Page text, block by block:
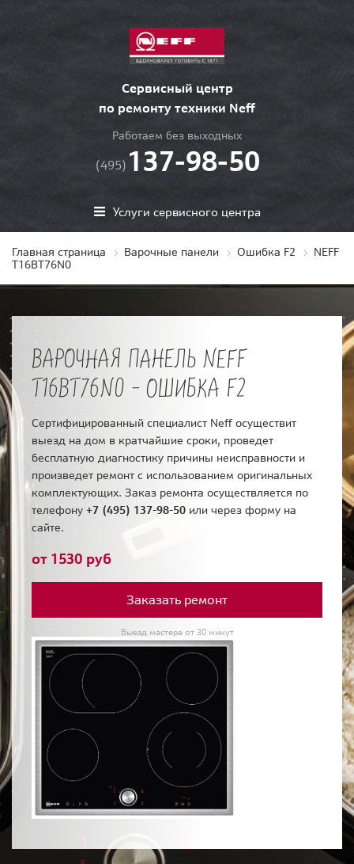
Сервисный центр
по ремонту техники Neff
Работаем без выходных
(495) 137-98-50
Услуги сервисного центра
Главная страница Варочные панели Ошибка F2
NEFF
T16BT76N0
ВАРОЧНАЯ ПАНЕЛЬ NEFF
T16BT76N0 - ОШИБКА F2
Сертифицированный специалист Neff осуществит
выезд на дом в кратчайшие сроки, проведет
бесплатную диагностику причины неисправности и
произведет ремонт с использованием оригинальных
комплектующих. Заказ ремонта осуществляется по
телефону +7 (495) 137-98-50 или через форму на
сайте.
от 1530 руб
Заказать ремонт
Выезд мастера от 30 минут